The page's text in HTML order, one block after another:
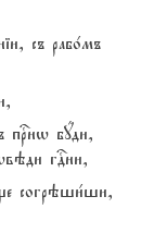
съ рабо1мъ
пrнw бyди,
гDни,
согрэши1ши,